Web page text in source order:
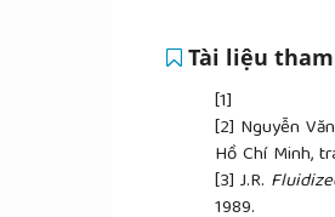
Tài liệu
[1]
[2] Nguyễn
Hồ Chí Minh,
[3] J.R.
1989.